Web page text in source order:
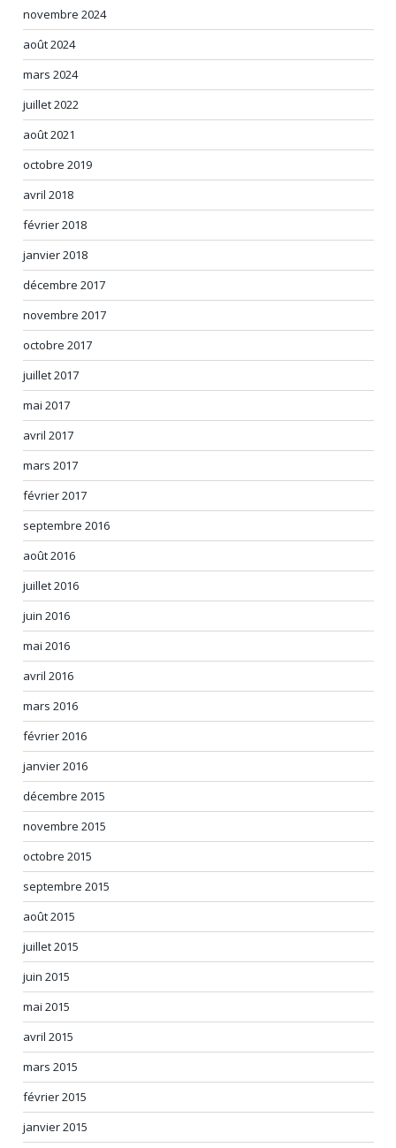
novembre 2024
août 2024
mars 2024
juillet 2022
août 2021
octobre 2019
avril 2018
février 2018
janvier 2018
décembre 2017
novembre 2017
octobre 2017
juillet 2017
mai 2017
avril 2017
mars 2017
février 2017
septembre 2016
août 2016
juillet 2016
juin 2016
mai 2016
avril 2016
mars 2016
février 2016
janvier 2016
décembre 2015
novembre 2015
octobre 2015
septembre 2015
août 2015
juillet 2015
juin 2015
mai 2015
avril 2015
mars 2015
février 2015
janvier 2015